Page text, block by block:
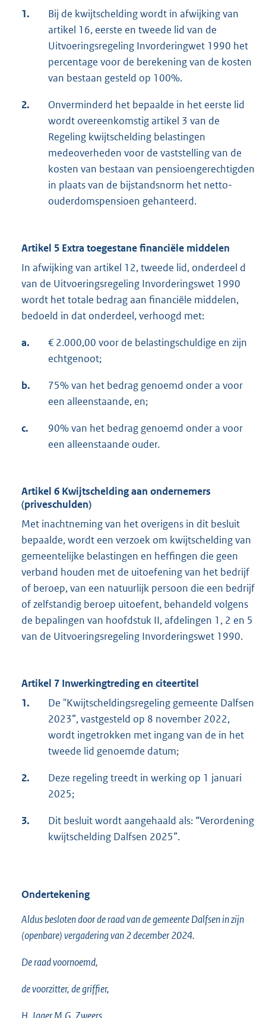
1.
Bij de kwijtschelding wordt in afwijking van
artikel 16, eerste en tweede lid van de
Uitvoeringsregeling Invorderingwet 1990 het
percentage voor de berekening van de kosten
van bestaan gesteld op 100%.
2.
Onverminderd het bepaalde in het eerste lid
wordt overeenkomstig artikel 3 van de
Regeling kwijtschelding belastingen
medeoverheden voor de vaststelling van de
kosten van bestaan van pensioengerechtigden
in plaats van de bijstandsnorm het netto-
ouderdomspensioen gehanteerd.
Artikel 5 Extra toegestane financiële middelen
In afwijking van artikel 12, tweede lid, onderdeel d
van de Uitvoeringsregeling Invorderingswet 1990
wordt het totale bedrag aan financiële middelen,
bedoeld in dat onderdeel, verhoogd met:
a.
€ 2.000,00 voor de belastingschuldige en zijn
echtgenoot;
b.
75% van het bedrag genoemd onder a voor
een alleenstaande, en;
c.
90% van het bedrag genoemd onder a voor
een alleenstaande ouder.
Artikel 6 Kwijtschelding aan ondernemers
(priveschulden)
Met inachtneming van het overigens in dit besluit
bepaalde, wordt een verzoek om kwijtschelding van
gemeentelijke belastingen en heffingen die geen
verband houden met de uitoefening van het bedrijf
of beroep, van een natuurlijk persoon die een bedrijf
of zelfstandig beroep uitoefent, behandeld volgens
de bepalingen van hoofdstuk II, afdelingen 1, 2 en 5
van de Uitvoeringsregeling Invorderingswet 1990.
Artikel 7 Inwerkingtreding en citeertitel
1.
De "Kwijtscheldingsregeling gemeente Dalfsen
2023”, vastgesteld op 8 november 2022,
wordt ingetrokken met ingang van de in het
tweede lid genoemde datum;
2.
Deze regeling treedt in werking op 1 januari
2025;
3.
Dit besluit wordt aangehaald als: “Verordening
kwijtschelding Dalfsen 2025”.
Ondertekening
Aldus besloten door de raad van de gemeente Dalfsen in zijn
(openbare) vergadering van 2 december 2024.
De raad voornoemd,
de voorzitter, de griffier,